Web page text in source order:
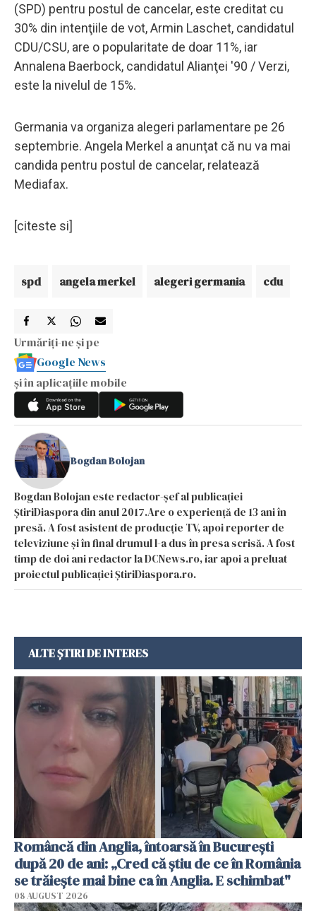
(SPD) pentru postul de cancelar, este creditat cu
30% din intenţiile de vot, Armin Laschet, candidatul
CDU/CSU, are o popularitate de doar 11%, iar
Annalena Baerbock, candidatul Alianţei '90 / Verzi,
este la nivelul de 15%.
Germania va organiza alegeri parlamentare pe 26
septembrie. Angela Merkel a anunţat că nu va mai
candida pentru postul de cancelar, relatează
Mediafax.
[citeste si]
spd angela merkel alegeri germania cdu
Urmăriți-ne și pe
Google News
și în aplicațiile mobile
Bogdan Bolojan
Bogdan Bolojan este redactor-șef al publicației
ȘtiriDiaspora din anul 2017.Are o experiență de 13 ani în
presă. A fost asistent de producție TV, apoi reporter de
televiziune și în final drumul l-a dus în presa scrisă. A fost
timp de doi ani redactor la DCNews.ro, iar apoi a preluat
proiectul publicației ȘtiriDiaspora.ro.
ALTE ȘTIRI DE INTERES
Româncă din Anglia, întoarsă în București
după 20 de ani: „Cred că știu de ce în România
se trăiește mai bine ca în Anglia. E schimbat"
08 AUGUST 2026